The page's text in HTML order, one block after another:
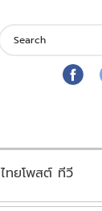
ไทยโพสต์ ทีวี